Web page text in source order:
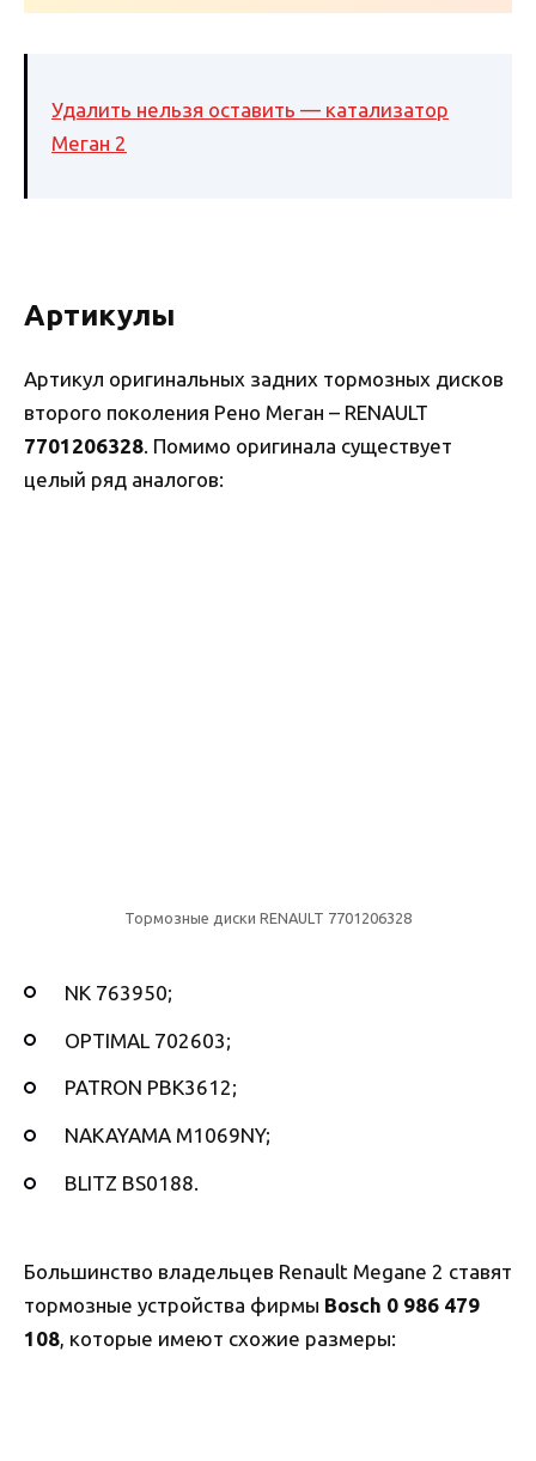
Удалить нельзя оставить — катализатор
Меган 2
Артикулы
Артикул оригинальных задних тормозных дисков
второго поколения Рено Меган – RENAULT
7701206328 . Помимо оригинала существует
целый ряд аналогов:
Тормозные диски RENAULT 7701206328
NK 763950;
OPTIMAL 702603;
PATRON PBK3612;
NAKAYAMA M1069NY;
BLITZ BS0188.
Большинство владельцев Renault Megane 2 ставят
тормозные устройства фирмы Bosch 0 986 479
108, которые имеют схожие размеры: